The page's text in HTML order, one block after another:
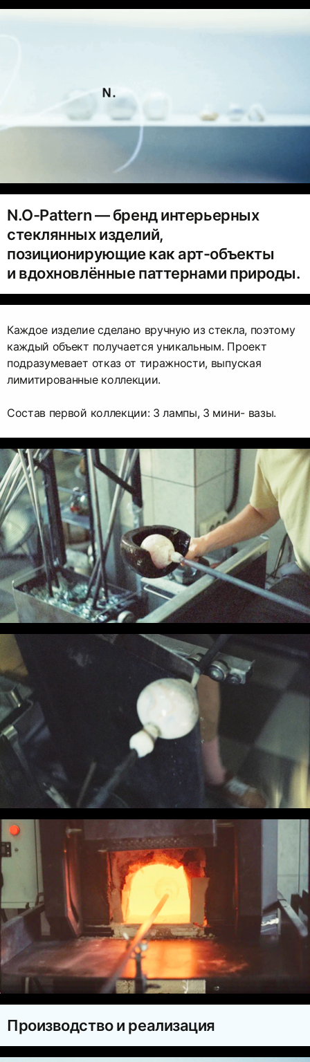
N.O-Pattern — бренд интерьерных
стеклянных изделий,
позиционирующие как арт-объекты
и вдохновлённые паттернами природы.
Каждое изделие сделано вручную из стекла, поэтому
каждый объект получается уникальным. Проект
подразумевает отказ от тиражности, выпуская
лимитированные коллекции.
Состав первой коллекции: 3 лампы, 3 мини- вазы.
Производство и реализация